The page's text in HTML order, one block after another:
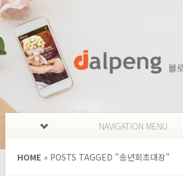
NAVIGATION MENU
HOME »POSTS TAGGED "송년회초대장"